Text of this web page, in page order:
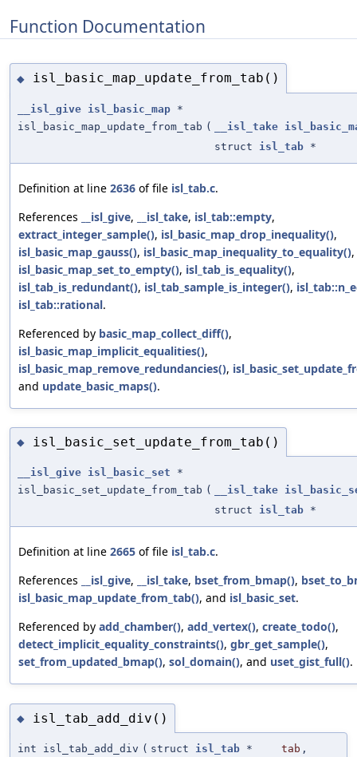
Function Documentation
◆ isl_basic_map_update_from_tab()
__isl_give isl_basic_map *
isl_basic_map_update_from_tab ( __isl_take
struct isl_tab *
Definition at line 2636 of file isl_tab.c.
References
__isl_give, __isl_take, isl_tab::empty,
extract_integer_sample(), isl_basic_map_drop_inequality(),
isl_basic_map_gauss(), isl_basic_map_inequality_to_equality(),
isl_basic_map_set_to_empty(), isl_tab_is_equality(),
isl_tab_is_redundant(), isl_tab_sample_is_integer(),
isl_tab::rational.
Referenced by basic_map_collect_diff(),
isl_basic_map_implicit_equalities(),
isl_basic_map_remove_redundancies(),
and update_basic_maps().
◆ isl_basic_set_update_from_tab()
__isl_give isl_basic_set *
isl_basic_set_update_from_tab ( __isl_take
struct isl_tab *
Definition at line 2665 of file isl_tab.c.
References
__isl_give, __isl_take, bset_from_bmap(),
isl_basic_map_update_from_tab(), and isl_basic_set.
Referenced by add_chamber(), add_vertex(), create_todo(),
detect_implicit_equality_constraints(), gbr_get_sample(),
set_from_updated_bmap(), sol_domain(), and uset_gist_full().
◆ isl_tab_add_div()
int isl_tab_add_div ( struct isl_tab * tab ,